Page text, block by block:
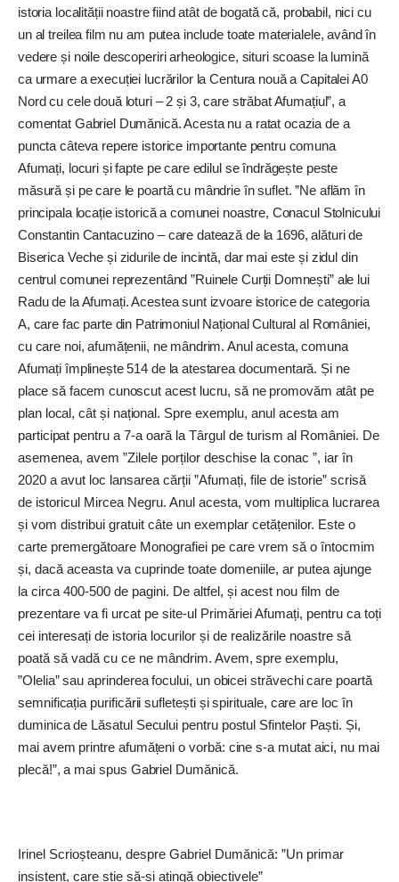
istoria localității noastre fiind atât de bogată că, probabil, nici cu
un al treilea film nu am putea include toate materialele, având în
vedere și noile descoperiri arheologice, situri scoase la lumină
ca urmare a execuției lucrărilor la Centura nouă a Capitalei A0
Nord cu cele două loturi – 2 și 3, care străbat Afumațiul”, a
comentat Gabriel Dumănică. Acesta nu a ratat ocazia de a
puncta câteva repere istorice importante pentru comuna
Afumați, locuri și fapte pe care edilul se îndrăgește peste
măsură și pe care le poartă cu mândrie în suflet. ”Ne aflăm în
principala locație istorică a comunei noastre, Conacul Stolnicului
Constantin Cantacuzino – care datează de la 1696, alături de
Biserica Veche și zidurile de incintă, dar mai este și zidul din
centrul comunei reprezentând ”Ruinele Curții Domnești” ale lui
Radu de la Afumați. Acestea sunt izvoare istorice de categoria
A, care fac parte din Patrimoniul Național Cultural al României,
cu care noi, afumățenii, ne mândrim. Anul acesta, comuna
Afumați împlinește 514 de la atestarea documentară. Și ne
place să facem cunoscut acest lucru, să ne promovăm atât pe
plan local, cât și național. Spre exemplu, anul acesta am
participat pentru a 7-a oară la Târgul de turism al României. De
asemenea, avem ”Zilele porților deschise la conac ”, iar în
2020 a avut loc lansarea cărții ”Afumați, file de istorie” scrisă
de istoricul Mircea Negru. Anul acesta, vom multiplica lucrarea
și vom distribui gratuit câte un exemplar cetățenilor. Este o
carte premergătoare Monografiei pe care vrem să o întocmim
și, dacă aceasta va cuprinde toate domeniile, ar putea ajunge
la circa 400-500 de pagini. De altfel, și acest nou film de
prezentare va fi urcat pe site-ul Primăriei Afumați, pentru ca toți
cei interesați de istoria locurilor și de realizările noastre să
poată să vadă cu ce ne mândrim. Avem, spre exemplu,
”Olelia” sau aprinderea focului, un obicei străvechi care poartă
semnificația purificării sufletești și spirituale, care are loc în
duminica de Lăsatul Secului pentru postul Sfintelor Paști. Și,
mai avem printre afumățeni o vorbă: cine s-a mutat aici, nu mai
plecă!”, a mai spus Gabriel Dumănică.
Irinel Scrioșteanu, despre Gabriel Dumănică: ”Un primar
insistent, care știe să-și atingă obiectivele”